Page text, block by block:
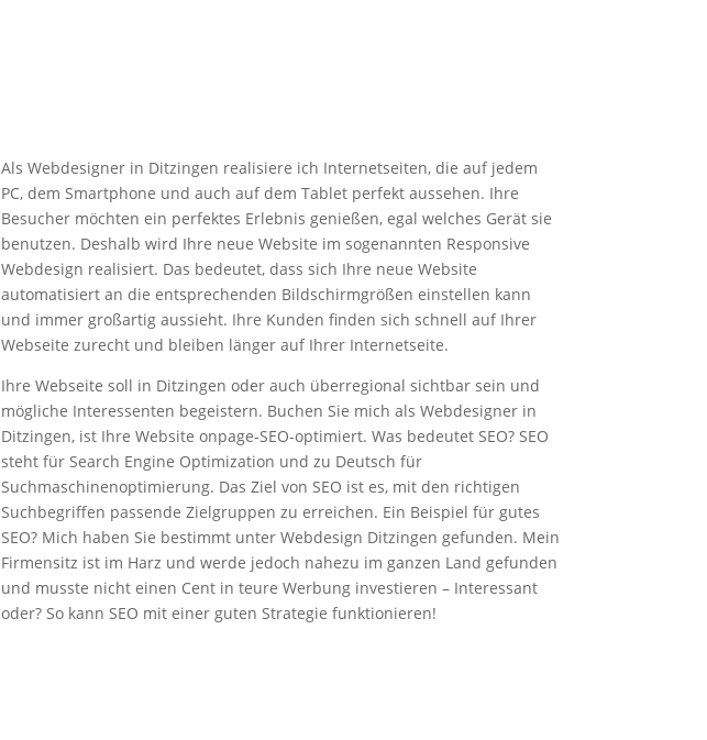
Als Webdesigner in Ditzingen realisiere ich Internetseiten, die auf jedem
PC, dem Smartphone und auch auf dem Tablet perfekt aussehen. Ihre
Besucher möchten ein perfektes Erlebnis genießen, egal welches Gerät sie
benutzen. Deshalb wird Ihre neue Website im sogenannten Responsive
Webdesign realisiert. Das bedeutet, dass sich Ihre neue Website
automatisiert an die entsprechenden Bildschirmgrößen einstellen kann
und immer großartig aussieht. Ihre Kunden finden sich schnell auf Ihrer
Webseite zurecht und bleiben länger auf Ihrer Internetseite.
Ihre Webseite soll in Ditzingen oder auch überregional sichtbar sein und
mögliche Interessenten begeistern. Buchen Sie mich als Webdesigner in
Ditzingen, ist Ihre Website onpage-SEO-optimiert. Was bedeutet SEO? SEO
steht für Search Engine Optimization und zu Deutsch für
Suchmaschinenoptimierung. Das Ziel von SEO ist es, mit den richtigen
Suchbegriffen passende Zielgruppen zu erreichen. Ein Beispiel für gutes
SEO? Mich haben Sie bestimmt unter Webdesign Ditzingen gefunden. Mein
Firmensitz ist im Harz und werde jedoch nahezu im ganzen Land gefunden
und musste nicht einen Cent in teure Werbung investieren – Interessant
oder? So kann SEO mit einer guten Strategie funktionieren!